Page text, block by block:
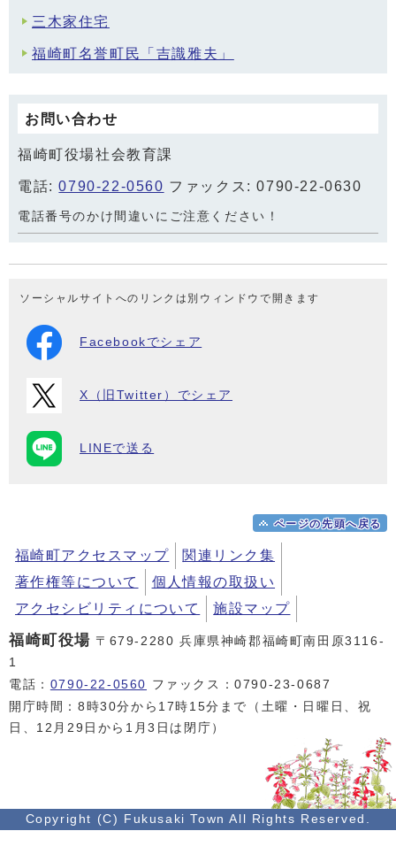
三木家住宅
福崎町名誉町民「吉識雅夫」
お問い合わせ
福崎町役場社会教育課
電話:0790-22-0560 ファックス: 0790-22-0630
電話番号のかけ間違いにご注意ください！
ソーシャルサイトへのリンクは別ウィンドウで開きます
Facebookでシェア
X（旧Twitter）でシェア
LINEで送る
ページの先頭へ戻る
福崎町アクセスマップ
関連リンク集
著作権等について
個人情報の取扱い
アクセシビリティについて
施設マップ
福崎町役場 〒679-2280 兵庫県神崎郡福崎町南田原3116-
1
電話： 0790-22-0560 ファックス：0790-23-0687
開庁時間：8時30分から17時15分まで（土曜・日曜日、祝
日、12月29日から1月3日は閉庁）
Copyright (C) Fukusaki Town All Rights Reserved.